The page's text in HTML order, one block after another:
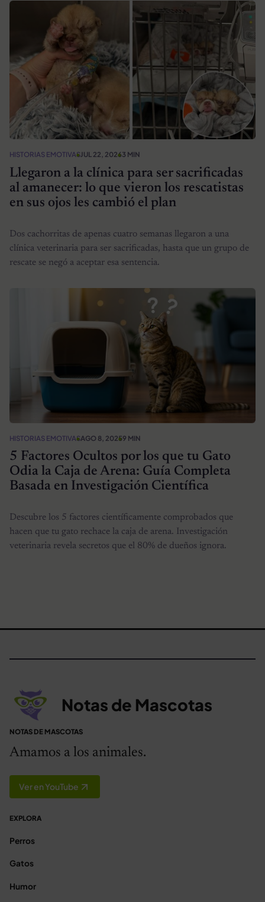
HISTORIAS EMOTIVASJUL 22, 20263 MIN
Llegaron a la clínica para ser sacrificadas
al amanecer: lo que vieron los rescatistas
en sus ojos les cambió el plan
Dos cachorritas de apenas cuatro semanas llegaron a una
clínica veterinaria para ser sacrificadas, hasta que un grupo de
rescate se negó a aceptar esa sentencia.
HISTORIAS EMOTIVASAGO 8, 20259 MIN
5 Factores Ocultos por los que tu Gato
Odia la Caja de Arena: Guía Completa
Basada en Investigación Científica
Descubre los 5 factores científicamente comprobados que
hacen que tu gato rechace la caja de arena. Investigación
veterinaria revela secretos que el 80% de dueños ignora.
Notas de Mascotas
NOTAS DE MASCOTAS
Amamos a los animales.
Ver en YouTube
EXPLORA
Perros
Gatos
Humor